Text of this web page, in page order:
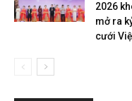
2026
mở ra
cưới